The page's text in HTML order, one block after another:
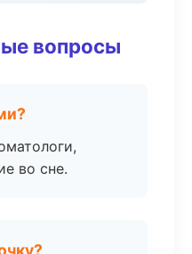
вопросы
во сне.